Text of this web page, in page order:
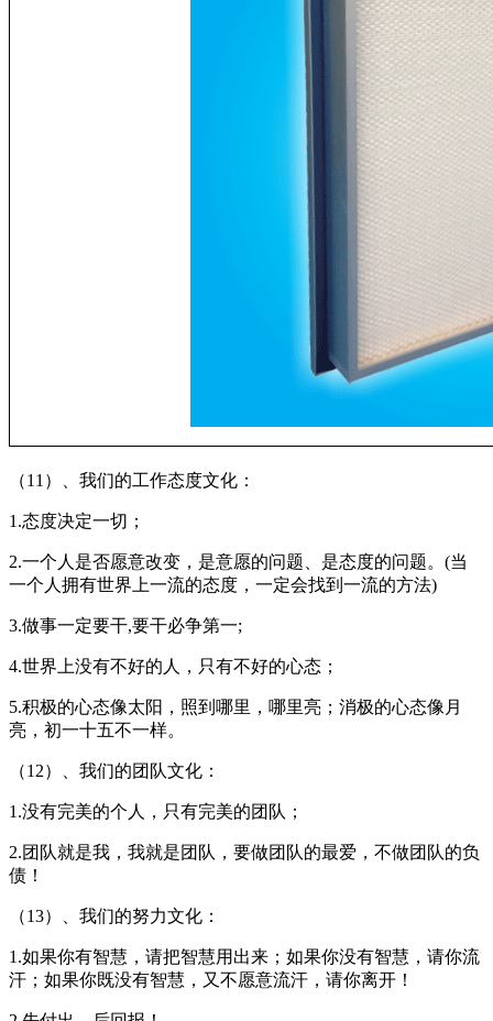
（11）、我们的工作态度文化：
1.态度决定一切；
2.一个人是否愿意改变，是意愿的问题、是态度的问题。(当
一个人拥有世界上一流的态度，一定会找到一流的方法)
3.做事一定要干,要干必争第一;
4.世界上没有不好的人，只有不好的心态；
5.积极的心态像太阳，照到哪里，哪里亮；消极的心态像月
亮，初一十五不一样。
（12）、我们的团队文化：
1.没有完美的个人，只有完美的团队；
2.团队就是我，我就是团队，要做团队的最爱，不做团队的负
债！
（13）、我们的努力文化：
1.如果你有智慧，请把智慧用出来；如果你没有智慧，请你流
汗；如果你既没有智慧，又不愿意流汗，请你离开！